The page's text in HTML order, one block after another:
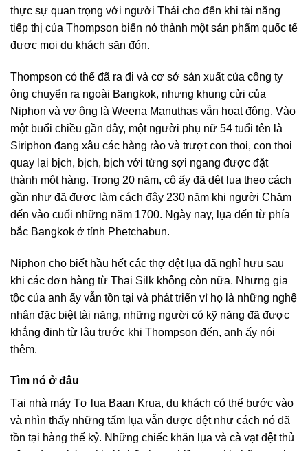
thực sự quan trọng với người Thái cho đến khi tài năng
tiếp thị của Thompson biến nó thành một sản phẩm quốc tế
được mọi du khách săn đón.
Thompson có thể đã ra đi và cơ sở sản xuất của công ty
ông chuyển ra ngoài Bangkok, nhưng khung cửi của
Niphon và vợ ông là Weena Manuthas vẫn hoạt động. Vào
một buổi chiều gần đây, một người phụ nữ 54 tuổi tên là
Siriphon đang xâu các hàng rào và trượt con thoi, con thoi
quay lại bịch, bịch, bịch với từng sợi ngang được đặt
thành một hàng. Trong 20 năm, cô ấy đã dệt lụa theo cách
gần như đã được làm cách đây 230 năm khi người Chăm
đến vào cuối những năm 1700. Ngày nay, lụa đến từ phía
bắc Bangkok ở tỉnh Phetchabun.
Niphon cho biết hầu hết các thợ dệt lụa đã nghỉ hưu sau
khi các đơn hàng từ Thai Silk không còn nữa. Nhưng gia
tộc của anh ấy vẫn tồn tại và phát triển vì họ là những nghệ
nhân đặc biệt tài năng, những người có kỹ năng đã được
khẳng định từ lâu trước khi Thompson đến, anh ấy nói
thêm.
Tìm nó ở đâu
Tại nhà máy Tơ lụa Baan Krua, du khách có thể bước vào
và nhìn thấy những tấm lụa vẫn được dệt như cách nó đã
tồn tại hàng thế kỷ. Những chiếc khăn lụa và cà vạt dệt thủ